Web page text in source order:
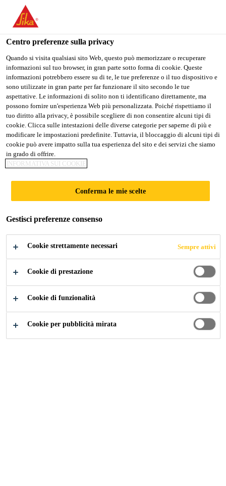
Stai visitando il sito web della "Sika Schweiz AG", sembra che si
stia accedendo da "Stati Uniti". Esiste un sito web separato per il
vostro paese.
PASSARE A
SIKA USA
RIMANERE SIKA
SCHWEIZ AG
SELEZIONARE
IL PAESE
Sika Schweiz AG
SIGILLANTI A
BASE ACRILICA
Centro preferenze sulla privacy
Quando si visita qualsiasi sito Web, questo può memorizzare o recuperare
informazioni sul tuo browser, in gran parte sotto forma di cookie. Queste
informazioni potrebbero essere su di te, le tue preferenze o il tuo dispositivo e
sono utilizzate in gran parte per far funzionare il sito secondo le tue
aspettative. Le informazioni di solito non ti identificano direttamente, ma
possono fornire un'esperienza Web più personalizzata. Poiché rispettiamo il
tuo diritto alla privacy, è possibile scegliere di non consentire alcuni tipi di
cookie. Clicca sulle intestazioni delle diverse categorie per saperne di più e
modificare le impostazioni predefinite. Tuttavia, il bloccaggio di alcuni tipi di
cookie può avere impatto sulla tua esperienza del sito e dei servizi che siamo
in grado di offrire.
INFORMATIVA SUI COOKIE
Conferma le mie scelte
Gestisci preferenze consenso
Cookie strettamente necessari Sempre attivi
Cookie di prestazione
Cookie di funzionalità
Cookie per pubblicità mirata